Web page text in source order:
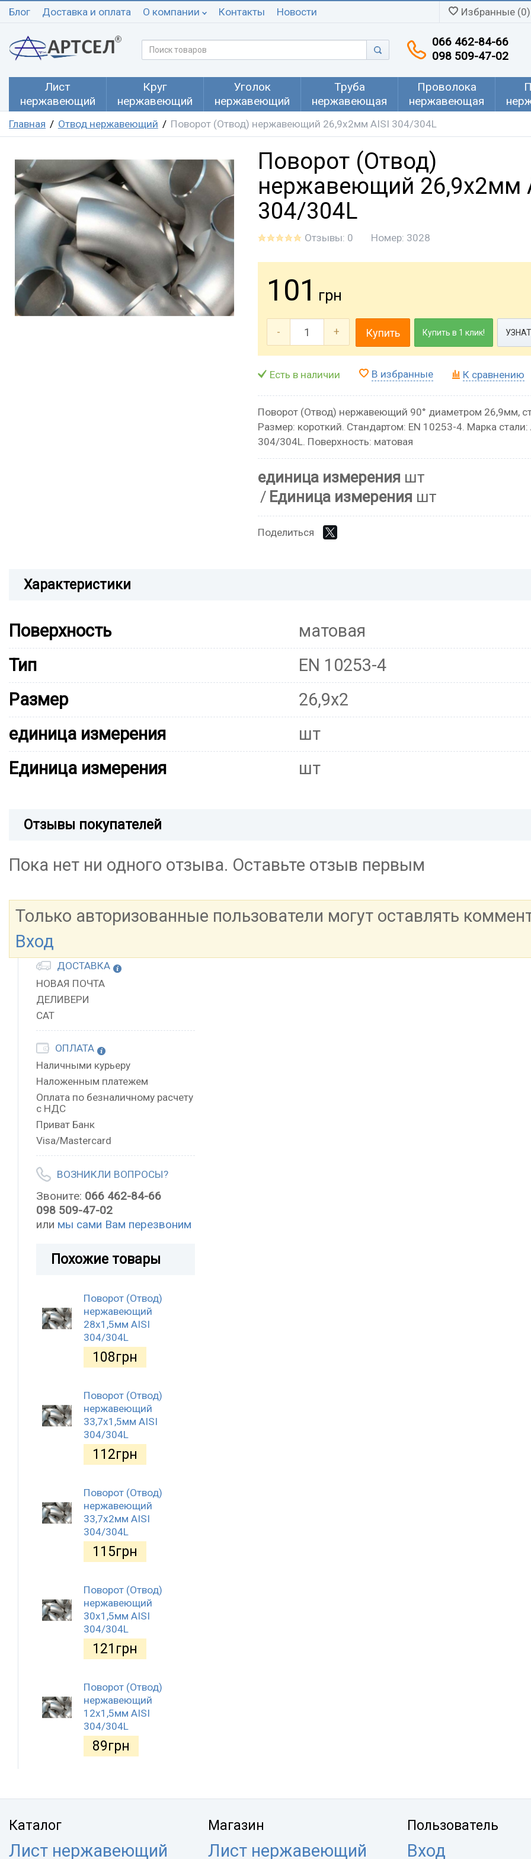
Блог Доставка и оплата О компании Контакты Новости Избранные (0)
066 462-84-66
098 509-47-02
Лист
нержавеющий
Круг
нержавеющий
Уголок
нержавеющий
Труба
нержавеющая
Проволока
нержавеющая
Главная Отвод нержавеющий Поворот (Отвод) нержавеющий 26,9x2мм AISI 304/304L
Поворот (Отвод)
нержавеющий 26,9x2мм
304/304L
Отзывы: 0 Номер: 3028
101 грн
- + Купить Купить в 1 клик!
Есть в наличии В избранные К сравнению
Поворот (Отвод) нержавеющий 90° диаметром 26,9мм,
Размер: короткий. Стандартом: EN 10253-4. Марка стали:
304/304L. Поверхность: матовая
единица измерения шт
Единица измерения шт
Поделиться
Характеристики
Поверхность
матовая
Тип
EN 10253-4
Размер
26,9x2
единица измерения
шт
Единица измерения
шт
Отзывы покупателей
Пока нет ни одного отзыва. Оставьте отзыв первым
Только авторизованные пользователи могут оставлять
Вход
ДОСТАВКА
НОВАЯ ПОЧТА
ДЕЛИВЕРИ
САТ
ОПЛАТА
Наличными курьеру
Наложенным платежем
Оплата по безналичному расчету
с НДС
Приват Банк
Visa/Mastercard
ВОЗНИКЛИ ВОПРОСЫ?
Звоните: 066 462-84-66
098 509-47-02
или мы сами Вам перезвоним
Похожие товары
Поворот (Отвод)
нержавеющий
28x1,5мм AISI
304/304L
108грн
Поворот (Отвод)
нержавеющий
33,7x1,5мм AISI
304/304L
112грн
Поворот (Отвод)
нержавеющий
33,7x2мм AISI
304/304L
115грн
Поворот (Отвод)
нержавеющий
30x1,5мм AISI
304/304L
121 грн
Поворот (Отвод)
нержавеющий
12x1,5мм AISI
304/304L
89грн
Каталог
Лист нержавеющий
Магазин
Лист нержавеющий
Пользователь
Вход